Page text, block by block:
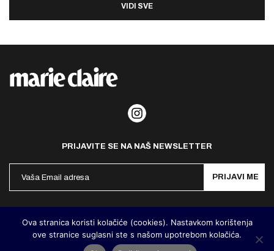
VIDI SVE
PRIJAVITE SE NA NAŠ NEWSLETTER
PRIJAVI ME
MarieClaire Hrvatska 2026. Designed and developed by Cubes
Ova stranica koristi kolačiće (cookies). Nastavkom korištenja
ove stranice suglasni ste s našom upotrebom kolačića.